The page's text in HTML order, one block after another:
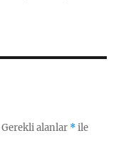
Gerekli alanlar *ile